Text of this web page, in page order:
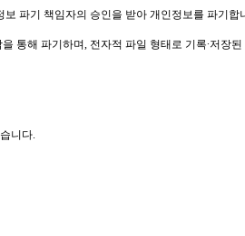
보 파기 책임자의 승인을 받아 개인정보를 파기합
통해 파기하며 전자적 파일 형태로 기록∙저장
니다